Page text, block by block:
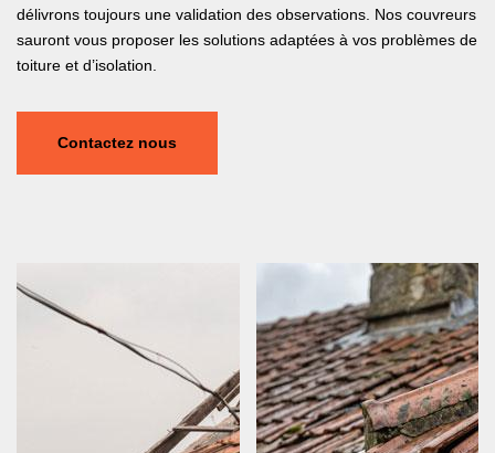
délivrons toujours une validation des observations. Nos couvreurs
sauront vous proposer les solutions adaptées à vos problèmes de
toiture et d’isolation.
Contactez nous